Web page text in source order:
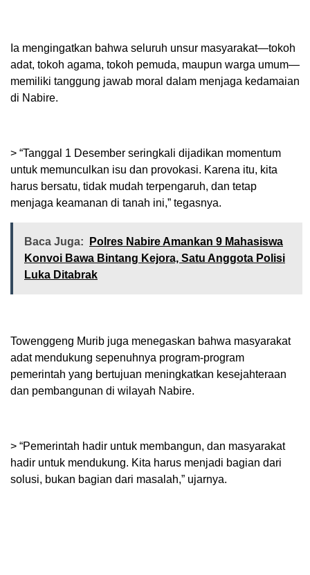
Ia mengingatkan bahwa seluruh unsur masyarakat—tokoh
adat, tokoh agama, tokoh pemuda, maupun warga umum—
memiliki tanggung jawab moral dalam menjaga kedamaian
di Nabire.
> “Tanggal 1 Desember seringkali dijadikan momentum
untuk memunculkan isu dan provokasi. Karena itu, kita
harus bersatu, tidak mudah terpengaruh, dan tetap
menjaga keamanan di tanah ini,” tegasnya.
Baca Juga:
Polres Nabire Amankan 9 Mahasiswa
Konvoi Bawa Bintang Kejora, Satu Anggota Polisi
Luka Ditabrak
Towenggeng Murib juga menegaskan bahwa masyarakat
adat mendukung sepenuhnya program-program
pemerintah yang bertujuan meningkatkan kesejahteraan
dan pembangunan di wilayah Nabire.
> “Pemerintah hadir untuk membangun, dan masyarakat
hadir untuk mendukung. Kita harus menjadi bagian dari
solusi, bukan bagian dari masalah,” ujarnya.